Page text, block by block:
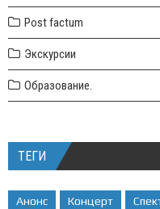
Post factum
Экскурсии
Образование.
ТЕГИ
Анонс Концерт